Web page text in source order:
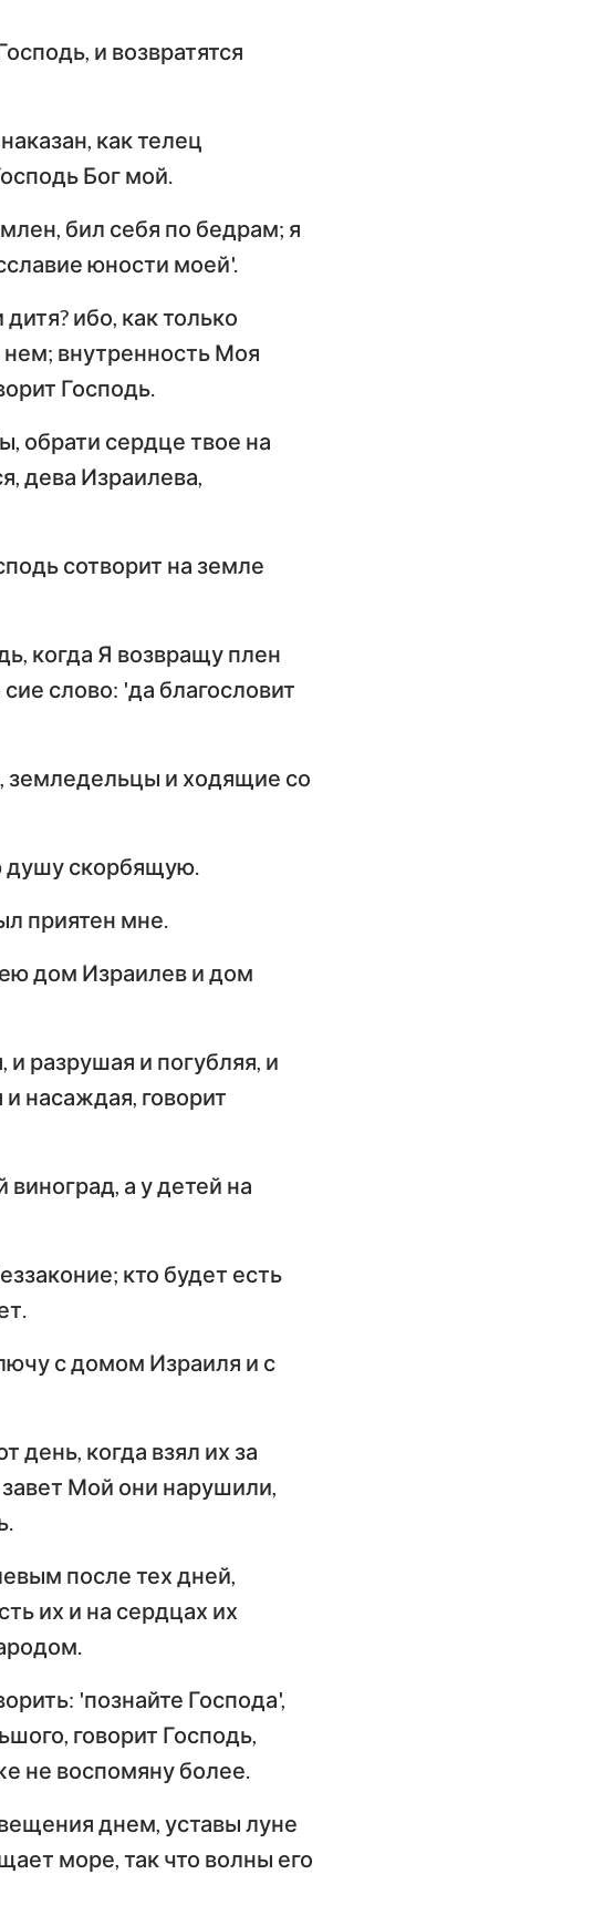
и возвратятся
как телец
Бог мой.
бил себя по бедрам; я
юности моей'.
ибо, как только
внутренность Моя
Господь.
обрати сердце твое на
дева Израилева,
сотворит на земле
когда Я возвращу плен
слово: 'да благословит
земледельцы и ходящие со
душу скорбящую.
приятен мне.
дом Израилев и дом
разрушая и погубляя, и
насаждая, говорит
а у детей на
кто будет есть
с домом Израиля и с
день, когда взял их за
завет Мой они нарушили,
после тех дней,
их и на сердцах их
'познайте Господа',
говорит Господь,
не воспомяну более.
днем, уставы луне
море, так что волны его